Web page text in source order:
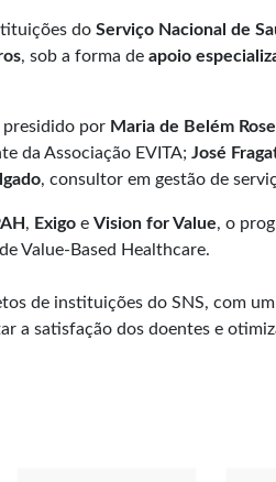
do Serviço Nacional de
, sob a forma de apoio
presidido por Maria de Belém
da Associação EVITA; José
, consultor em gestão de
, Exigo e Vision for Value, o
Value-Based Healthcare.
de instituições do SNS, com
a satisfação dos doentes e